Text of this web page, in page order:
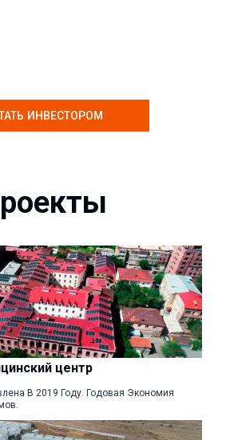
ИНВЕСТОРОМ
центр
В 2019 Году. Годовая Экономия